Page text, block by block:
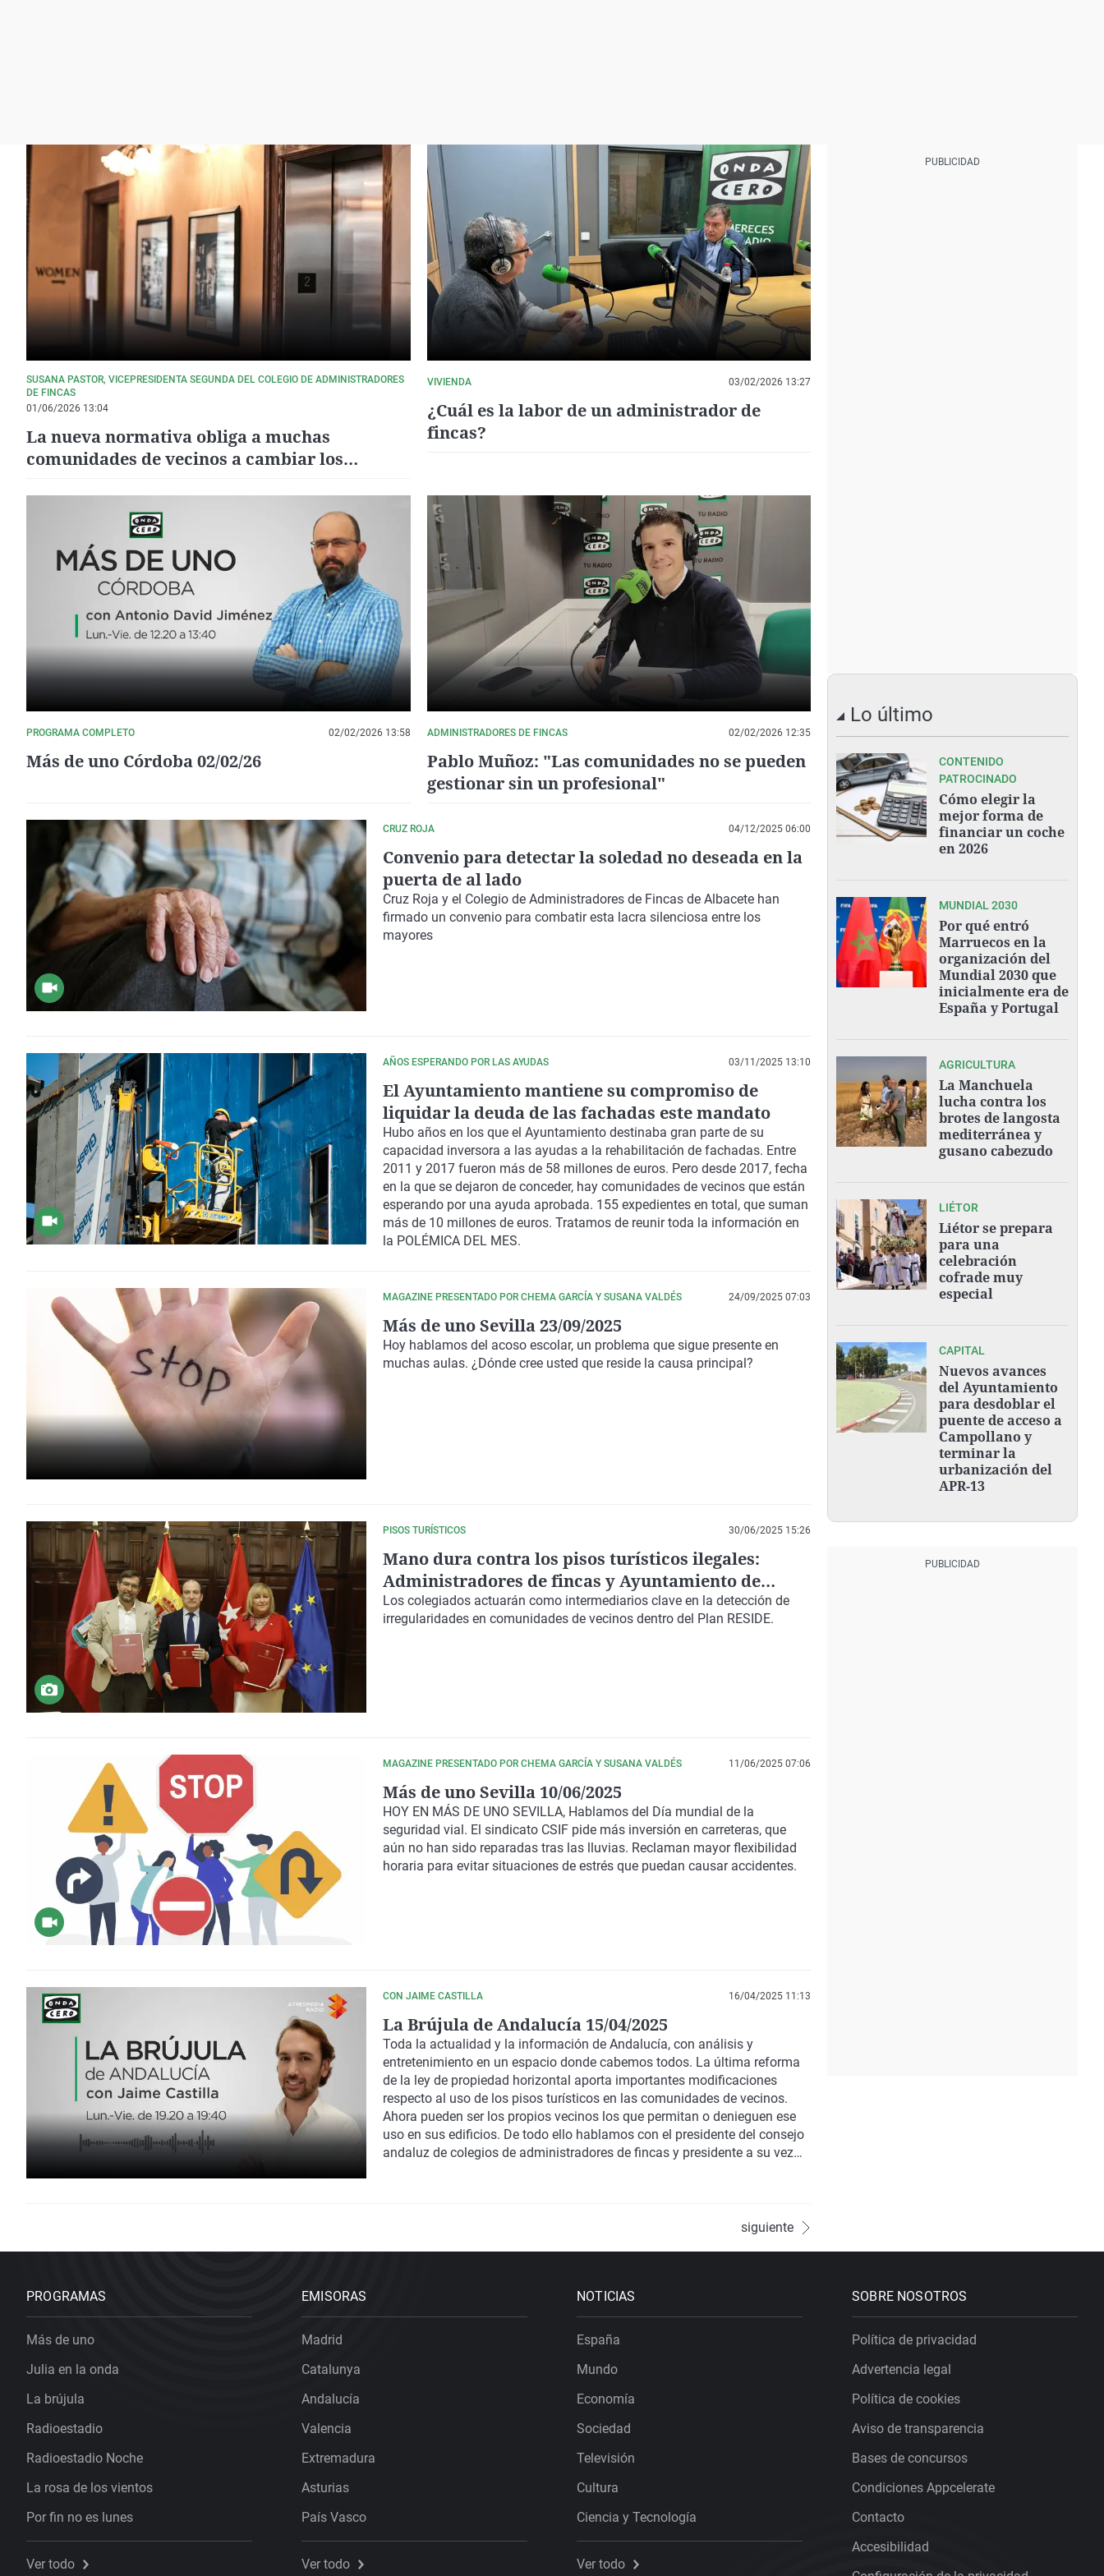
SUSANA PASTOR, VICEPRESIDENTA SEGUNDA DEL COLEGIO DE ADMINISTRADORES
DE FINCAS
01/06/2026 13:04
La nueva normativa obliga a muchas
comunidades de vecinos a cambiar los
VIVIENDA 03/02/2026 13:27
¿Cuál es la labor de un administrador de
fincas?
PROGRAMA COMPLETO 02/02/2026 13:58
Más de uno Córdoba 02/02/26
ADMINISTRADORES DE FINCAS 02/02/2026 12:35
Pablo Muñoz: "Las comunidades no se pueden
gestionar sin un profesional"
CRUZ ROJA 04/12/2025 06:00
Convenio para detectar la soledad no deseada en la
puerta de al lado
Cruz Roja y el Colegio de Administradores de Fincas de Albacete han
firmado un convenio para combatir esta lacra silenciosa entre los
mayores
AÑOS ESPERANDO POR LAS AYUDAS 03/11/2025 13:10
El Ayuntamiento mantiene su compromiso de
liquidar la deuda de las fachadas este mandato
Hubo años en los que el Ayuntamiento destinaba gran parte de su
capacidad inversora a las ayudas a la rehabilitación de fachadas. Entre
2011 y 2017 fueron más de 58 millones de euros. Pero desde 2017, fecha
en la que se dejaron de conceder, hay comunidades de vecinos que están
esperando por una ayuda aprobada. 155 expedientes en total, que suman
más de 10 millones de euros. Tratamos de reunir toda la información en
la POLÉMICA DEL MES.
MAGAZINE PRESENTADO POR CHEMA GARCÍA Y SUSANA VALDÉS 24/09/2025 07:03
Más de uno Sevilla 23/09/2025
Hoy hablamos del acoso escolar, un problema que sigue presente en
muchas aulas. ¿Dónde cree usted que reside la causa principal?
PISOS TURÍSTICOS 30/06/2025 15:26
Mano dura contra los pisos turísticos ilegales:
Administradores de fincas y Ayuntamiento de
Madrid se alían para frenarlos
Los colegiados actuarán como intermediarios clave en la detección de
irregularidades en comunidades de vecinos dentro del Plan RESIDE.
MAGAZINE PRESENTADO POR CHEMA GARCÍA Y SUSANA VALDÉS 11/06/2025 07:06
Más de uno Sevilla 10/06/2025
HOY EN MÁS DE UNO SEVILLA, Hablamos del Día mundial de la
seguridad vial. El sindicato CSIF pide más inversión en carreteras, que
aún no han sido reparadas tras las lluvias. Reclaman mayor flexibilidad
horaria para evitar situaciones de estrés que puedan causar accidentes.
CON JAIME CASTILLA 16/04/2025 11:13
La Brújula de Andalucía 15/04/2025
Toda la actualidad y la información de Andalucía, con análisis y
entretenimiento en un espacio donde cabemos todos. La última reforma
de la ley de propiedad horizontal aporta importantes modificaciones
respecto al uso de los pisos turísticos en las comunidades de vecinos.
Ahora pueden ser los propios vecinos los que permitan o denieguen ese
uso en sus edificios. De todo ello hablamos con el presidente del consejo
andaluz de colegios de administradores de fincas y presidente a su vez
siguiente
Lo último
CONTENIDO
PATROCINADO
Cómo elegir la
mejor forma de
financiar un coche
en 2026
MUNDIAL 2030
Por qué entró
Marruecos en la
organización del
Mundial 2030 que
inicialmente era de
España y Portugal
AGRICULTURA
La Manchuela
lucha contra los
brotes de langosta
mediterránea y
gusano cabezudo
LIÉTOR
Liétor se prepara
para una
celebración
cofrade muy
especial
CAPITAL
Nuevos avances
del Ayuntamiento
para desdoblar el
puente de acceso a
Campollano y
terminar la
urbanización del
APR-13
PROGRAMAS
Más de uno
Julia en la onda
La brújula
Radioestadio
Radioestadio Noche
La rosa de los vientos
Por fin no es lunes
Ver todo
EMISORAS
Madrid
Catalunya
Andalucía
Valencia
Extremadura
Asturias
País Vasco
Ver todo
NOTICIAS
España
Mundo
Economía
Sociedad
Televisión
Cultura
Ciencia y Tecnología
Ver todo
SOBRE NOSOTROS
Política de privacidad
Advertencia legal
Política de cookies
Aviso de transparencia
Bases de concursos
Condiciones Appcelerate
Contacto
Accesibilidad